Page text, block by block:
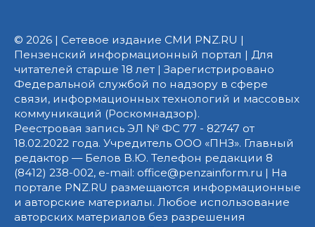
© 2026 | Сетевое издание СМИ PNZ.RU |
Пензенский информационный портал | Для
читателей старше 18 лет | Зарегистрировано
Федеральной службой по надзору в сфере
связи, информационных технологий и массовых
коммуникаций (Роскомнадзор).
Реестровая запись ЭЛ № ФС 77 - 82747 от
18.02.2022 года. Учредитель ООО «ПНЗ». Главный
редактор — Белов В.Ю. Телефон редакции 8
(8412) 238-002, e-mail: office@penzainform.ru | На
портале PNZ.RU размещаются информационные
и авторские материалы. Любое использование
авторских материалов без разрешения